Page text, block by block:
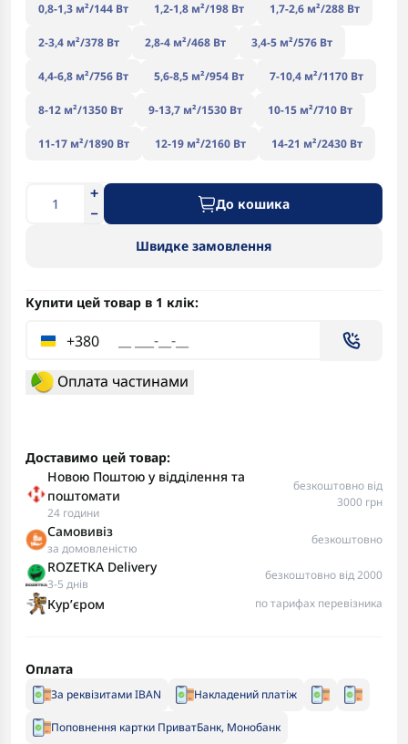
0,8-1,3 м²/144 Вт 1,2-1,8 м²/198 Вт 1,7-2,6 м²/288 Вт
2-3,4 м²/378 Вт 2,8-4 м²/468 Вт 3,4-5 м²/576 Вт
4,4-6,8 м²/756 Вт 5,6-8,5 м²/954 Вт 7-10,4 м²/1170 Вт
8-12 м²/1350 Вт 9-13,7 м²/1530 Вт 10-15 м²/710 Вт
11-17 м²/1890 Вт 12-19 м²/2160 Вт 14-21 м²/2430 Вт
До кошика
Швидке замовлення
Купити цей товар в 1 клік:
+380
Оплата частинами
Доставимо цей товар:
Новою Поштою у відділення та
поштомати
24 години
безкоштовно від
3000 грн
Самовивіз
за домовленістю
безкоштовно
ROZETKA Delivery
3-5 днів
безкоштовно від 2000
Курʼєром по тарифах перевізника
Оплата
За реквізитами IBAN Накладений платіж
Поповнення картки ПриватБанк, Монобанк